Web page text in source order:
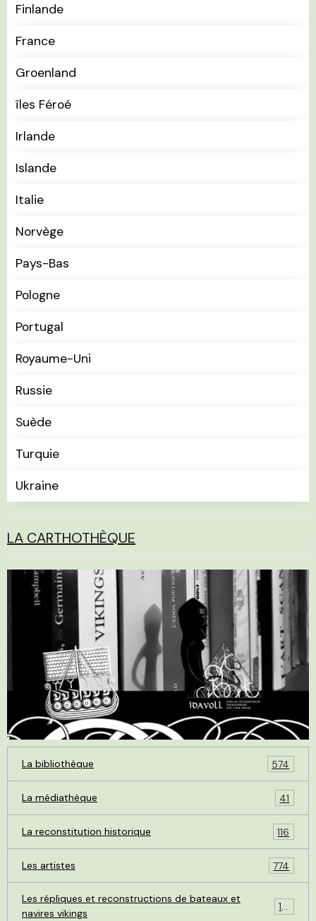
Finlande
France
Groenland
îles Féroé
Irlande
Islande
Italie
Norvège
Pays-Bas
Pologne
Portugal
Royaume-Uni
Russie
Suède
Turquie
Ukraine
LA CARTHOTHÈQUE
La bibliothèque 574
La médiathèque 41
La reconstitution historique 116
Les artistes 774
Les répliques et reconstructions de bateaux et
navires vikings
119